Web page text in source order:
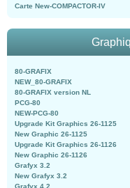
Carte New-COMPACTOR-IV
80-GRAFIX
NEW_80-GRAFIX
80-GRAFIX version NL
PCG-80
NEW-PCG-80
Upgrade Kit Graphics 26-1125
New Graphic 26-1125
Upgrade Kit Graphics 26-1126
New Graphic 26-1126
Grafyx 3.2
New Grafyx 3.2
Grafyx 4.2